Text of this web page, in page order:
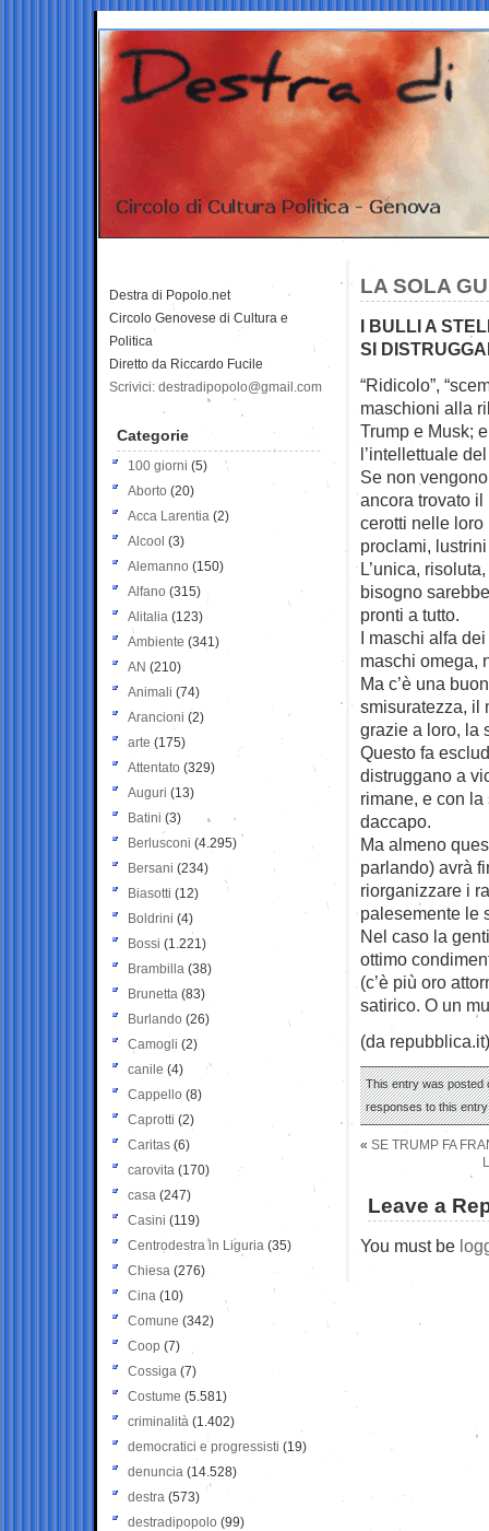
LA SOLA
I BULLI A
SI
“Ridicolo”,
maschioni alla
Trump e Musk;
l’intellettuale
Se non
ancora trovato
cerotti nelle
proclami, lustrini
L’unica,
bisogno
pronti a tutto.
I maschi alfa
maschi omega,
Ma c’è una
smisuratezza, il
grazie a loro, la
Questo fa
distruggano a
rimane, e con
daccapo.
Ma almeno
parlando) avrà
riorganizzare i
palesemente le
Nel caso la
ottimo
(c’è più oro
satirico. O un
(da repubblica.it)
This entry was posted
responses to this
« SE TRUMP FA
Leave a
You must be
Destra di Popolo.net
Circolo Genovese di Cultura e
Politica
Diretto da Riccardo Fucile
Scrivici: destradipopolo@gmail.com
Categorie
100 giorni (5)
Aborto (20)
Acca Larentia (2)
Alcool (3)
Alemanno (150)
Alfano (315)
Alitalia (123)
Ambiente (341)
AN (210)
Animali (74)
Arancioni (2)
arte (175)
Attentato (329)
Auguri (13)
Batini (3)
Berlusconi (4.295)
Bersani (234)
Biasotti (12)
Boldrini (4)
Bossi (1.221)
Brambilla (38)
Brunetta (83)
Burlando (26)
Camogli (2)
canile (4)
Cappello (8)
Caprotti (2)
Caritas (6)
carovita (170)
casa (247)
Casini (119)
Centrodestra in Liguria (35)
Chiesa (276)
Cina (10)
Comune (342)
Coop (7)
Cossiga (7)
Costume (5.581)
criminalità (1.402)
democratici e progressisti (19)
denuncia (14.528)
destra (573)
destradipopolo (99)